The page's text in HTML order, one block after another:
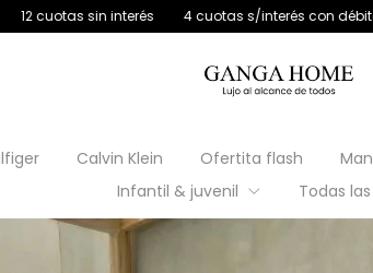
s/interés con débito 30% off transferencia
Calvin Klein Ofertita flash
Infantil & juvenil
Todas